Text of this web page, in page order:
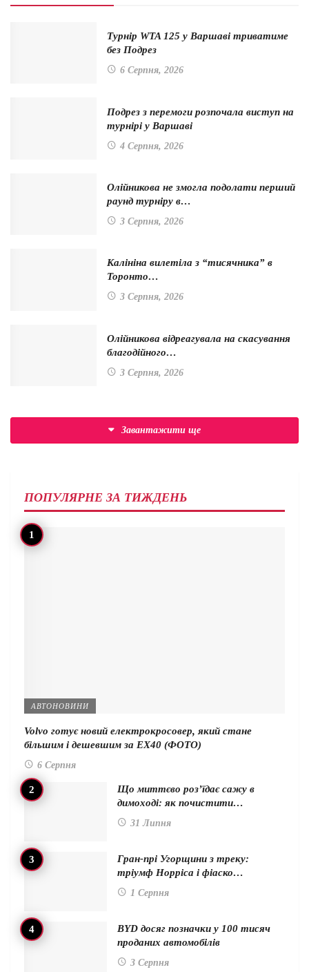
Турнір WTA 125 у Варшаві триватиме
без Подрез
6 Серпня, 2026
Подрез з перемоги розпочала виступ на
турнірі у Варшаві
4 Серпня, 2026
Олійникова не змогла подолати перший
раунд турніру в…
3 Серпня, 2026
Калініна вилетіла з “тисячника” в
Торонто…
3 Серпня, 2026
Олійникова відреагувала на скасування
благодійного…
3 Серпня, 2026
Завантажити ще
ПОПУЛЯРНЕ ЗА ТИЖДЕНЬ
АВТОНОВИНИ
Volvo готує новий електрокросовер, який стане
більшим і дешевшим за EX40 (ФОТО)
6 Серпня
Що миттєво роз’їдає сажу в
димоході: як почистити…
31 Липня
Гран-прі Угорщини з треку:
тріумф Норріса і фіаско…
1 Серпня
BYD досяг позначки у 100 тисяч
проданих автомобілів
3 Серпня